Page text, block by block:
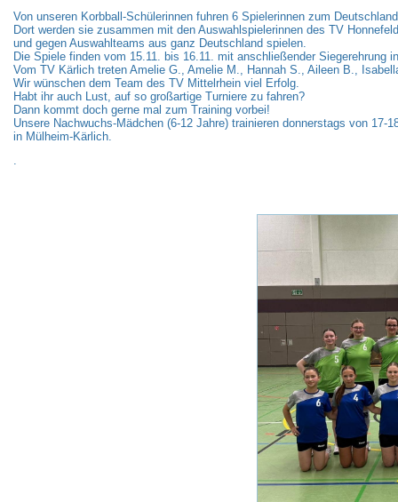
Von unseren Korbball-Schülerinnen fuhren 6 Spielerinnen zum
Dort werden sie zusammen mit den Auswahlspielerinnen des TV
und gegen Auswahlteams aus ganz Deutschland spielen.
Die Spiele finden vom 15.11. bis 16.11. mit anschließender Siegerehrung
Vom TV Kärlich treten Amelie G., Amelie M., Hannah S., Aileen B.,
Wir wünschen dem Team des TV Mittelrhein viel Erfolg.
Habt ihr auch Lust, auf so großartige Turniere zu fahren?
Dann kommt doch gerne mal zum Training vorbei!
Unsere Nachwuchs-Mädchen (6-12 Jahre) trainieren donnerstags von 17-
in Mülheim-Kärlich.
.